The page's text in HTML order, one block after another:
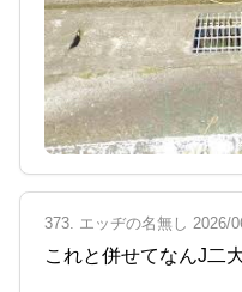
373. エッヂの名無し 2026/
これと併せてなんJ二